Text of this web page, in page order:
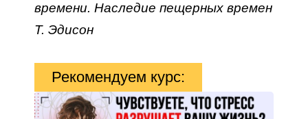
времени. Наследие пещерных времен
Т. Эдисон
Рекомендуем курс: